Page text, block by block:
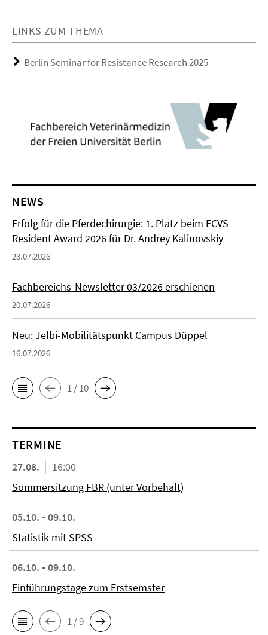
LINKS ZUM THEMA
Berlin Seminar for Resistance Research 2025
NEWS
Erfolg für die Pferdechirurgie: 1. Platz beim ECVS
Resident Award 2026 für Dr. Andrey Kalinovskiy
23.07.2026
Fachbereichs-Newsletter 03/2026 erschienen
20.07.2026
Neu: Jelbi-Mobilitätspunkt Campus Düppel
16.07.2026
1 / 10
TERMINE
27.08.
16:00
Sommersitzung FBR (unter Vorbehalt)
05.10. - 09.10.
Statistik mit SPSS
06.10. - 09.10.
Einführungstage zum Erstsemster
1 / 9